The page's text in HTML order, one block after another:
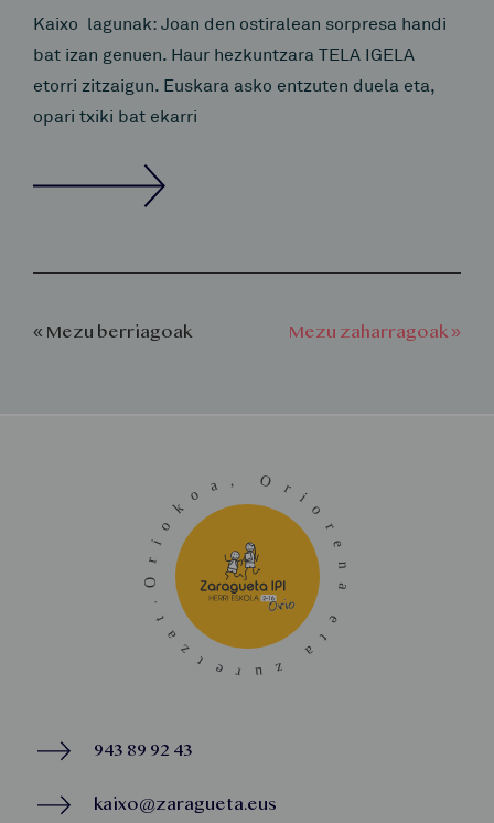
Kaixo lagunak: Joan den ostiralean sorpresa handi
bat izan genuen. Haur hezkuntzara TELA IGELA
etorri zitzaigun. Euskara asko entzuten duela eta,
opari txiki bat ekarri
« Mezu berriagoak Mezu zaharragoak »
943 89 92 43
kaixo@zaragueta.eus